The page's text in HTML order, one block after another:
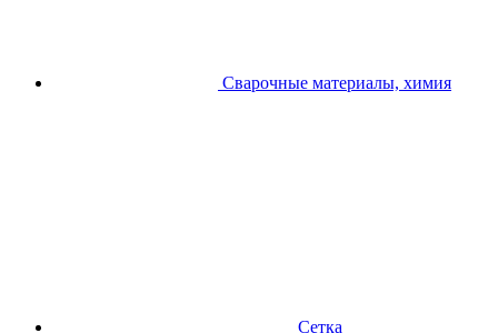
Сварочные материалы, химия
Сетка